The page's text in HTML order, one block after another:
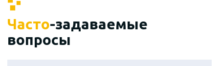
Часто-задаваемые
вопросы